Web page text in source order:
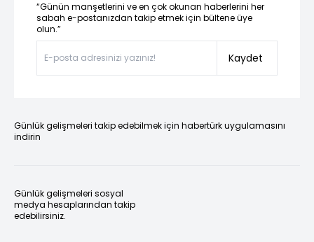
“Günün manşetlerini ve en çok okunan haberlerini her
sabah e-postanızdan takip etmek için bültene üye
olun.”
Kaydet
Günlük gelişmeleri takip edebilmek için habertürk uygulamasını
indirin
Günlük gelişmeleri sosyal
medya hesaplarından takip
edebilirsiniz.